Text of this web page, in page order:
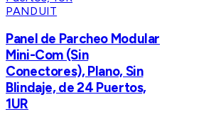
PANDUIT
Panel de Parcheo Modular
Mini-Com (Sin
Conectores), Plano, Sin
Blindaje, de 24 Puertos,
1UR